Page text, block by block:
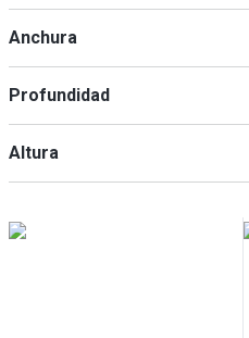
Anchura
Profundidad
Altura